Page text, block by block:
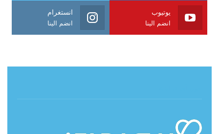
يوتيوب
انضم الينا
انستغرام
انضم الينا